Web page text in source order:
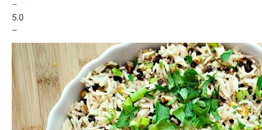
–
5.0
–